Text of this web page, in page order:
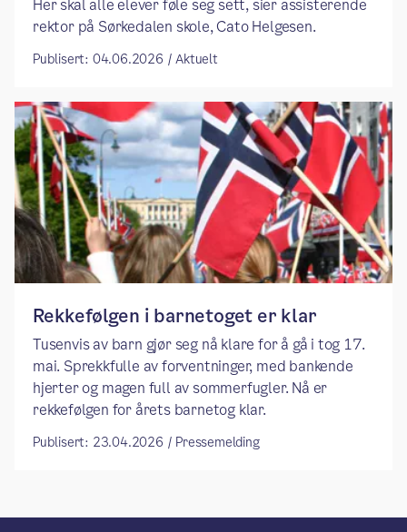
Her skal alle elever føle seg sett, sier assisterende
rektor på Sørkedalen skole, Cato Helgesen.
Publisert: 04.06.2026 / Aktuelt
Rekkefølgen i barnetoget er klar
Tusenvis av barn gjør seg nå klare for å gå i tog 17.
mai. Sprekkfulle av forventninger, med bankende
hjerter og magen full av sommerfugler. Nå er
rekkefølgen for årets barnetog klar.
Publisert: 23.04.2026 / Pressemelding